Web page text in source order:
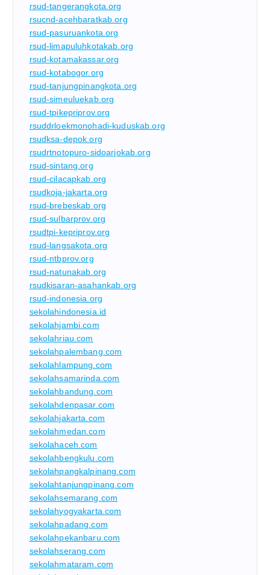
rsud-tangerangkota.org
rsucnd-acehbaratkab.org
rsud-pasuruankota.org
rsud-limapuluhkotakab.org
rsud-kotamakassar.org
rsud-kotabogor.org
rsud-tanjungpinangkota.org
rsud-simeuluekab.org
rsud-tpikepriprov.org
rsuddrloekmonohadi-kuduskab.org
rsudksa-depok.org
rsudrtnotopuro-sidoarjokab.org
rsud-sintang.org
rsud-cilacapkab.org
rsudkoja-jakarta.org
rsud-brebeskab.org
rsud-sulbarprov.org
rsudtpi-kepriprov.org
rsud-langsakota.org
rsud-ntbprov.org
rsud-natunakab.org
rsudkisaran-asahankab.org
rsud-indonesia.org
sekolahindonesia.id
sekolahjambi.com
sekolahriau.com
sekolahpalembang.com
sekolahlampung.com
sekolahsamarinda.com
sekolahbandung.com
sekolahdenpasar.com
sekolahjakarta.com
sekolahmedan.com
sekolahaceh.com
sekolahbengkulu.com
sekolahpangkalpinang.com
sekolahtanjungpinang.com
sekolahsemarang.com
sekolahyogyakarta.com
sekolahpadang.com
sekolahpekanbaru.com
sekolahserang.com
sekolahmataram.com